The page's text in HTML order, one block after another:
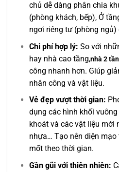
chủ dễ dàng phân chia
(phòng khách, bếp), Ở
ngơi riêng tư (phòng ngủ)
Chi phí hợp lý: So với
hay nhà cao tầng,nhà 2
công nhanh hơn. Giúp
nhân công và vật liệu.
Vẻ đẹp vượt thời gian:
dụng các hình khối
khoát và các vật liệu mới
nhựa… Tạo nên diện mạo
mốt theo thời gian.
Gần gũi với thiên nhiên: